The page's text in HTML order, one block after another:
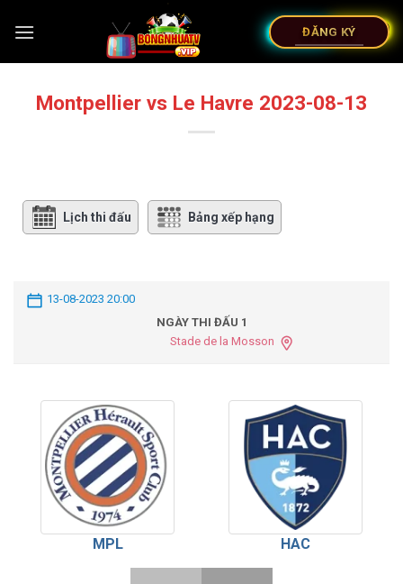
ĐĂNG KÝ
Montpellier vs Le Havre 2023-08-13
Lịch thi đấu Bảng xếp hạng
13-08-2023 20:00
NGÀY THI ĐẤU 1
Stade de la Mosson
MPL HAC